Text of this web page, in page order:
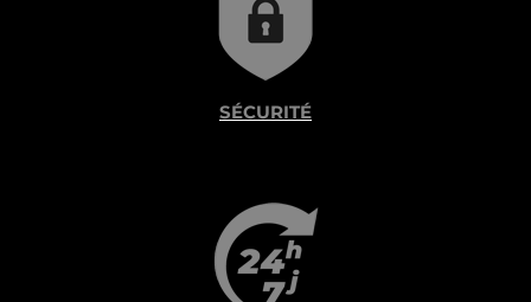
SÉCURITÉ